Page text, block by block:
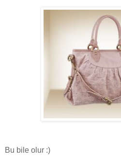
Bu bile olur :)